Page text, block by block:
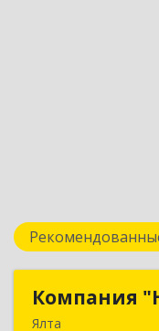
Компания
Ялта